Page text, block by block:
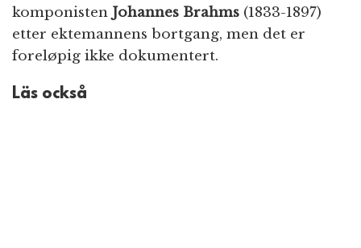
komponisten Johannes Brahms (1833-1897)
etter ektemannens bortgang, men det er
foreløpig ikke dokumentert.
Läs också